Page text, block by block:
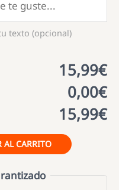
texto (opcional)
15,99€
0,00€
15,99€
AL CARRITO